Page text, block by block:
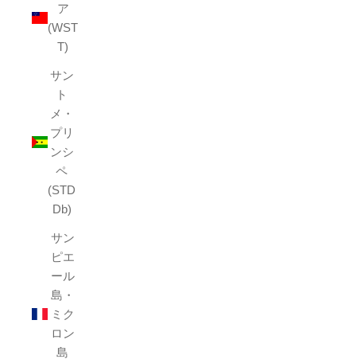
ア
(WST
T)
サン
ト
メ・
プリ
ンシ
ペ
(STD
Db)
サン
ピエ
ール
島・
ミク
ロン
島